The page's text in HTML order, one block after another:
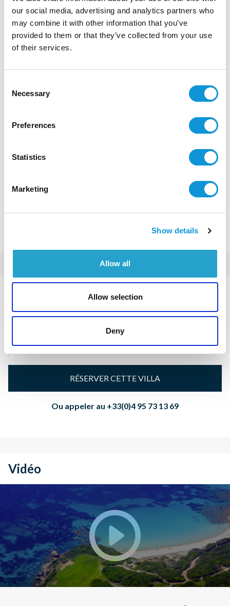
our social media, advertising and analytics partners who
may combine it with other information that you’ve
provided to them or that they’ve collected from your use
of their services.
Selection
Necessary
Preferences
Statistics
Marketing
Show details
Allow all
Allow selection
Deny
Localisation
Parfum d'Eden
Prix / semaine :Nous consulter
RÉSERVER CETTE VILLA
Ou appeler au +33(0)4 95 73 13 69
Vidéo